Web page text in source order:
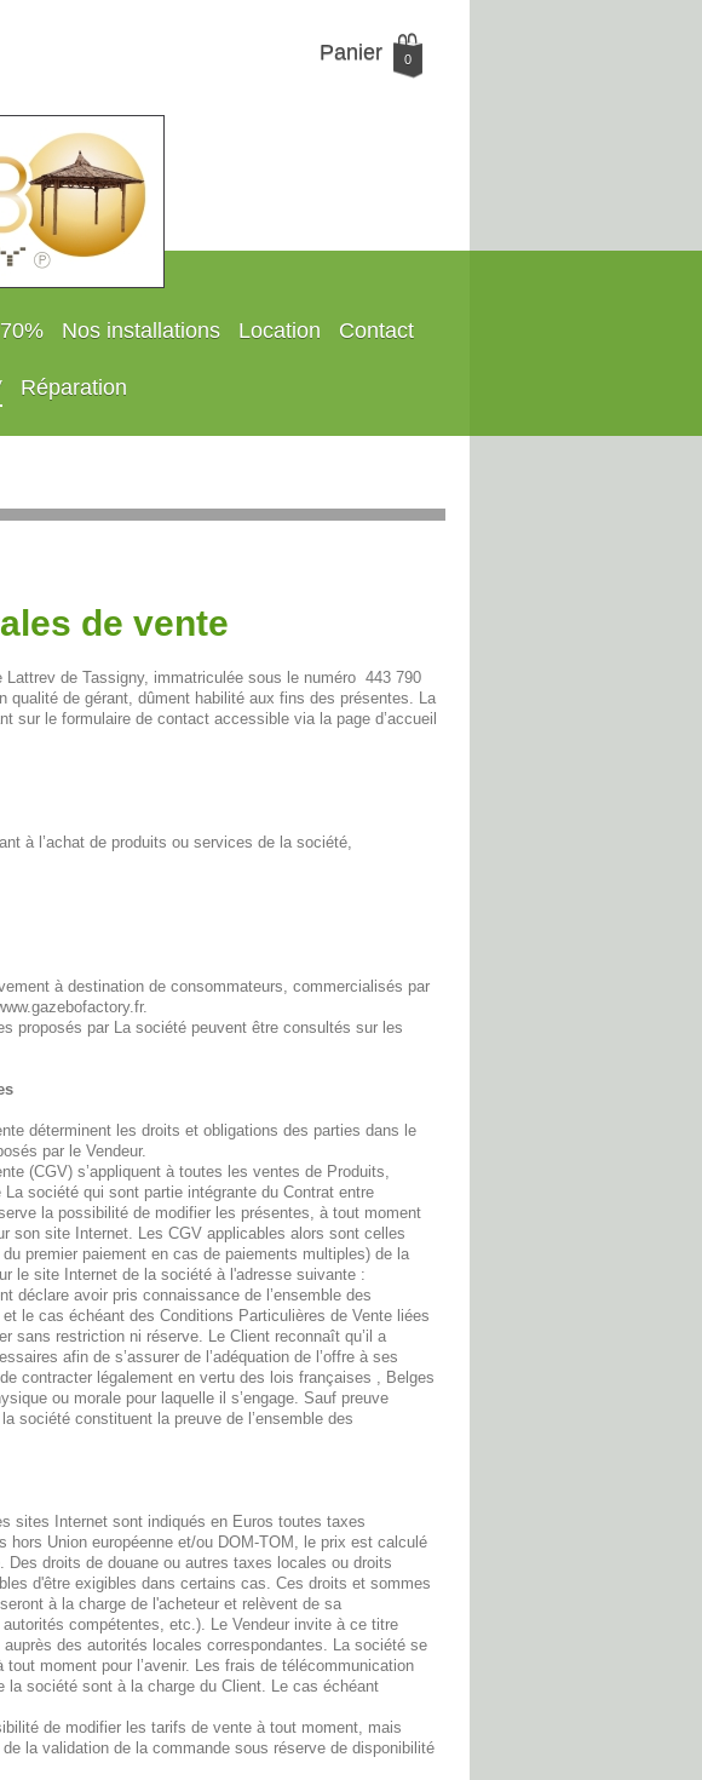
0
Panier
Nos installations Location Contact
Réparation
de vente
de Tassigny, immatriculée sous le numéro 443 790
qualité de gérant, dûment habilité aux fins des présentes. La
sur le formulaire de contact accessible via la page d’accueil
à l’achat de produits ou services de la société,
à destination de consommateurs, commercialisés par
proposés par La société peuvent être consultés sur les
déterminent les droits et obligations des parties dans le
par le Vendeur.
(CGV) s’appliquent à toutes les ventes de Produits,
société qui sont partie intégrante du Contrat entre
la possibilité de modifier les présentes, à tout moment
son site Internet. Les CGV applicables alors sont celles
premier paiement en cas de paiements multiples) de la
le site Internet de la société à l'adresse suivante :
déclare avoir pris connaissance de l’ensemble des
le cas échéant des Conditions Particulières de Vente liées
sans restriction ni réserve. Le Client reconnaît qu’il a
afin de s’assurer de l’adéquation de l’offre à ses
contracter légalement en vertu des lois françaises , Belges
ou morale pour laquelle il s’engage. Sauf preuve
société constituent la preuve de l’ensemble des
sites Internet sont indiqués en Euros toutes taxes
hors Union européenne et/ou DOM-TOM, le prix est calculé
droits de douane ou autres taxes locales ou droits
d'être exigibles dans certains cas. Ces droits et sommes
à la charge de l'acheteur et relèvent de sa
compétentes, etc.). Le Vendeur invite à ce titre
des autorités locales correspondantes. La société se
moment pour l’avenir. Les frais de télécommunication
la société sont à la charge du Client. Le cas échéant
de modifier les tarifs de vente à tout moment, mais
la validation de la commande sous réserve de disponibilité